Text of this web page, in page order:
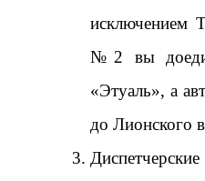
исключением
№2 вы
«Этуаль», а
до Лионского